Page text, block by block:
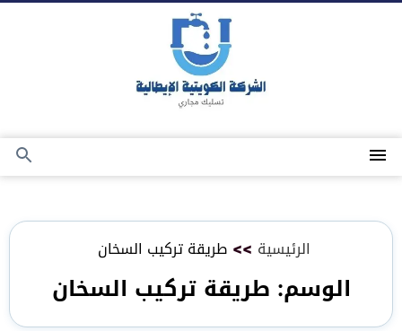
القائمة
بحث
الرئيسية >> طريقة تركيب السخان
الوسم: طريقة تركيب السخان